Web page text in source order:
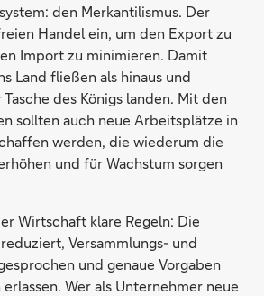
den Merkantilismus. Der
Handel ein, um den Export zu
Import zu minimieren. Damit
Land fließen als hinaus und
des Königs landen. Mit den
sollten auch neue Arbeitsplätze in
werden, die wiederum die
und für Wachstum sorgen
Wirtschaft klare Regeln: Die
Versammlungs- und
und genaue Vorgaben
Wer als Unternehmer neue